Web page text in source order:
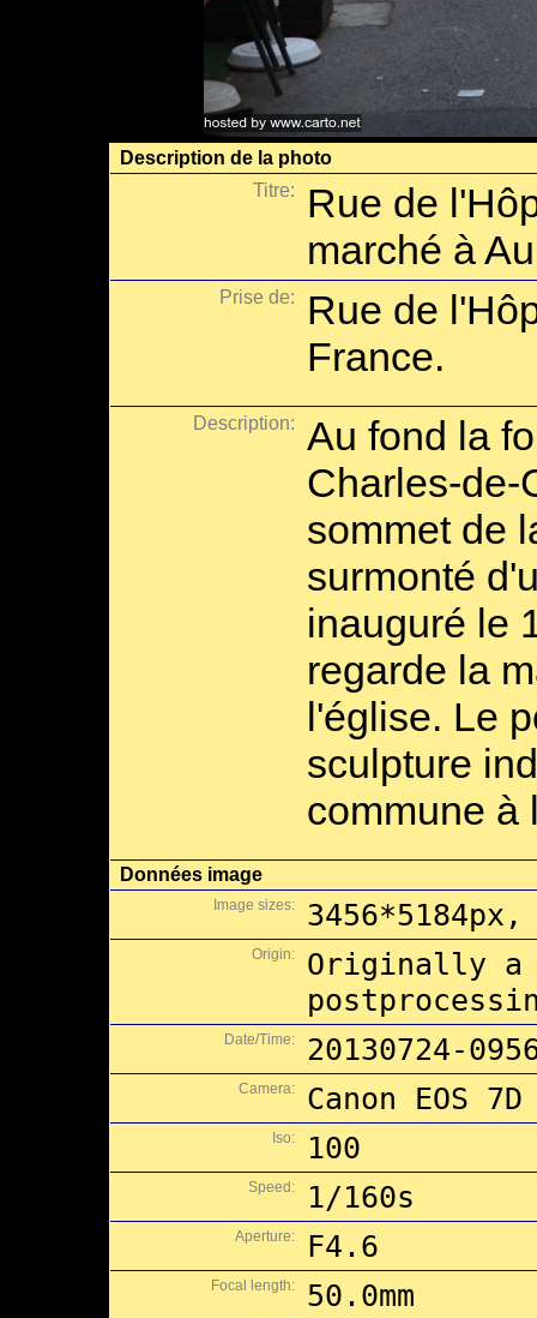
Description de la photo
Titre:
Rue de
marché à
Prise de:
Rue de
France.
Description:
Au fond la
Charles-de-
sommet de
surmonté
inauguré le
regarde la
l'église. Le
sculpture
commune à
Données image
Image sizes: 3456*5184px,
Origin:
Originally a
Date/Time: 20130724-
Camera: Canon EOS 7D
Iso: 100
Speed: 1/160s
Aperture: F4.6
Focal length: 50.0mm